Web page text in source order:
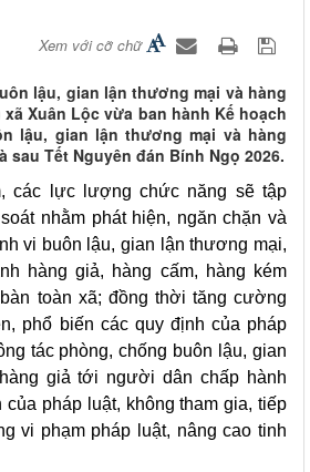
Xem với cỡ chữ
lậu, gian lận thương mại và hàng
Xuân Lộc vừa ban hành Kế hoạch
lậu, gian lận thương mại và hàng
Tết Nguyên đán Bính Ngọ 2026.
các lực lượng chức năng sẽ tập
nhằm phát hiện, ngăn chặn và
vi buôn lậu, gian lận thương mại,
hàng giả, hàng cấm, hàng kém
toàn xã; đồng thời tăng cường
phổ biến các quy định của pháp
tác phòng, chống buôn lậu, gian
giả tới người dân chấp hành
của pháp luật, không tham gia, tiếp
vi phạm pháp luật, nâng cao tinh